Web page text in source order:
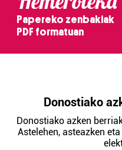
Papereko zenbakiak
PDF formatuan
Donostiako
Donostiako azken
Astelehen, asteazken